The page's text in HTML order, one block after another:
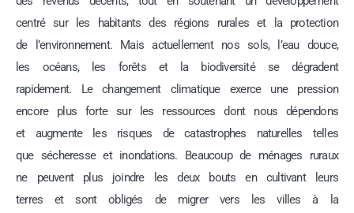
centré sur les habitants des régions rurales et la protection
de l’environnement. Mais actuellement nos sols, l’eau douce,
les océans, les forêts et la biodiversité se dégradent
rapidement. Le changement climatique exerce une pression
encore plus forte sur les ressources dont nous dépendons
et augmente les risques de catastrophes naturelles telles
que sécheresse et inondations. Beaucoup de ménages ruraux
ne peuvent plus joindre les deux bouts en cultivant leurs
terres et sont obligés de migrer vers les villes à la